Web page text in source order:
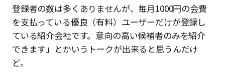
登録者の数は多くありませんが、毎月1000円の会費
を支払っている優良（有料）ユーザーだけが登録し
ている紹介会社です。意向の高い候補者のみを紹介
できます」とかいうトークが出来ると思うんだけ
ど。